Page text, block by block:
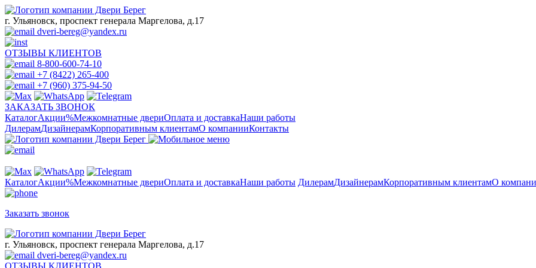
г. Ульяновск, проспект генерала Маргелова, д.17
dveri-bereg@yandex.ru
ОТЗЫВЫ КЛИЕНТОВ
8-800-600-74-10
+7 (8422) 265-400
+7 (960) 375-94-50
ЗАКАЗАТЬ ЗВОНОК
КаталогАкции%Межкомнатные двериОплата и доставкаНаши работы
ДилерамДизайнерамКорпоративным клиентамО компанииКонтакты
КаталогАкции%Межкомнатные двериОплата и доставкаНаши работы ДилерамДизайнерамКорпоративным клиентамО
Заказать звонок
г. Ульяновск, проспект генерала Маргелова, д.17
dveri-bereg@yandex.ru
ОТЗЫВЫ КЛИЕНТОВ